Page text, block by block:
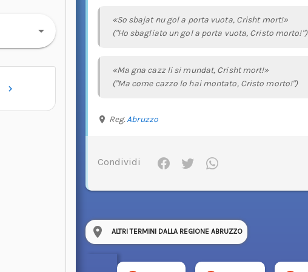
«So sbajat nu gol a porta vuota, Crisht mort!»
("Ho sbagliato un gol a porta vuota, Cristo morto!")
«Ma gna cazz li si mundat, Crisht mort!»
("Ma come cazzo lo hai montato, Cristo morto!")
Reg.Abruzzo
Condividi
ALTRI TERMINI DALLA REGIONE ABRUZZO